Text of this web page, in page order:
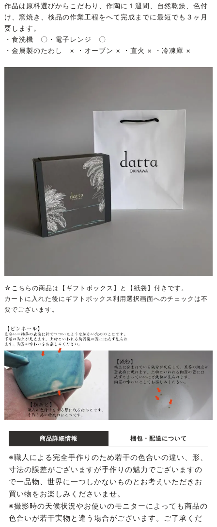
作品は原料選びからこだわり、作陶に１週間、自然乾燥、色付
け、窯焼き、検品の作業工程をへて完成までに最短でも３ヶ月
要します。
・食洗機 〇・電子レンジ 〇
・金属製のたわし × ・オーブン × ・直火 × ・冷凍庫 ×
☆こちらの商品は【ギフトボックス】と【紙袋】付きです。
カートに入れた後にギフトボックス利用選択画面へのチェックは不
要でございます。
商品詳細情報 梱包・配送について
※職人による完全手作りのため若干の色合いの違い、形、
寸法の誤差がございますが手作りの魅力でございますの
で一品物、世界に一つしかないものとお考えいただきお
買い物をお楽しみくださいませ。
※撮影時の天候状況やお使いのモニターによっても商品の
色合いが若干実物と違う場合がございます。ご了承くだ